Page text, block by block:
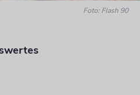
Foto: Flash 90